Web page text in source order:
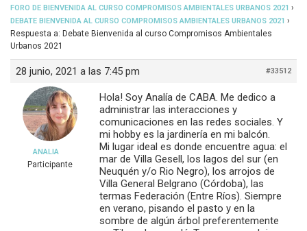
FORO DE BIENVENIDA AL CURSO COMPROMISOS AMBIENTALES URBANOS 2021 ›
DEBATE BIENVENIDA AL CURSO COMPROMISOS AMBIENTALES URBANOS 2021 ›
Respuesta a: Debate Bienvenida al curso Compromisos Ambientales
Urbanos 2021
28 junio, 2021 a las 7:45 pm #33512
ANALIA
Participante
Hola! Soy Analía de CABA. Me dedico a
administrar las interacciones y
comunicaciones en las redes sociales. Y
mi hobby es la jardinería en mi balcón.
Mi lugar ideal es donde encuentre agua: el
mar de Villa Gesell, los lagos del sur (en
Neuquén y/o Rio Negro), los arrojos de
Villa General Belgrano (Córdoba), las
termas Federación (Entre Ríos). Siempre
en verano, pisando el pasto y en la
sombre de algún árbol preferentemente